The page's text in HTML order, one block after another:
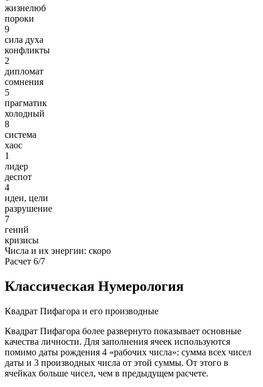
жизнелюб
пороки
9
сила духа
конфликты
2
дипломат
сомнения
5
прагматик
холодный
8
система
хаос
1
лидер
деспот
4
идеи, цели
разрушение
7
гений
кризисы
Числа и их энергии: скоро
Расчет 6/7
Классическая Нумерология
Квадрат Пифагора и его производные
Квадрат Пифагора более развернуто показывает основные
качества личности. Для заполнения ячеек используются
помимо даты рождения 4 «рабочих числа»: сумма всех чисел
даты и 3 производных числа от этой суммы. От этого в
ячейках больше чисел, чем в предыдущем расчете.